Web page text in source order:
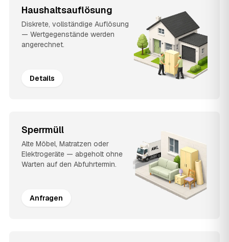
Haushaltsauflösung
Diskrete, vollständige Auflösung
— Wertgegenstände werden
angerechnet.
Details
Sperrmüll
Alte Möbel, Matratzen oder
Elektrogeräte — abgeholt ohne
Warten auf den Abfuhrtermin.
Anfragen